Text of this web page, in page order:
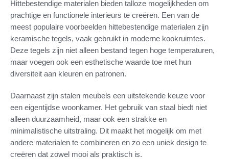
Hittebestendige materialen bieden talloze mogelijkheden om
prachtige en functionele interieurs te creëren. Een van de
meest populaire voorbeelden hittebestendige materialen zijn
keramische tegels, vaak gebruikt in moderne kookruimtes.
Deze tegels zijn niet alleen bestand tegen hoge temperaturen,
maar voegen ook een esthetische waarde toe met hun
diversiteit aan kleuren en patronen.
Daarnaast zijn stalen meubels een uitstekende keuze voor
een eigentijdse woonkamer. Het gebruik van staal biedt niet
alleen duurzaamheid, maar ook een strakke en
minimalistische uitstraling. Dit maakt het mogelijk om met
andere materialen te combineren en zo een uniek design te
creëren dat zowel mooi als praktisch is.